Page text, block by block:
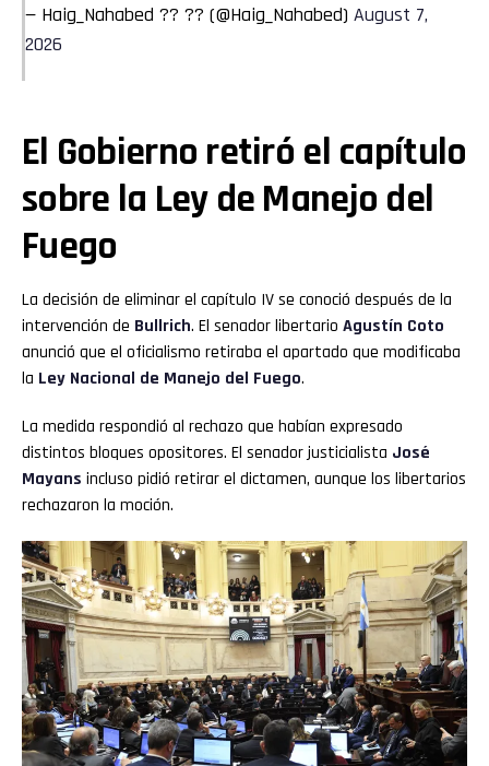
— Haig_Nahabed ?? ?? (@Haig_Nahabed) August 7,
2026
El Gobierno retiró el capítulo
sobre la Ley de Manejo del
Fuego
La decisión de eliminar el capítulo IV se conoció después de la
intervención de Bullrich. El senador libertario Agustín Coto
anunció que el oficialismo retiraba el apartado que modificaba
la Ley Nacional de Manejo del Fuego.
La medida respondió al rechazo que habían expresado
distintos bloques opositores. El senador justicialista José
Mayans incluso pidió retirar el dictamen, aunque los libertarios
rechazaron la moción.